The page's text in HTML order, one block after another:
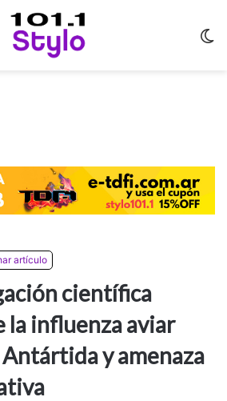
artículo
científica
la influenza aviar
Antártida y amenaza